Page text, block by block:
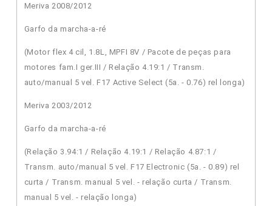
Meriva 2008/2012
Garfo da marcha-a-ré
(Motor flex 4 cil, 1.8L, MPFI 8V / Pacote de peças para
motores fam.I ger.III / Relação 4.19:1 / Transm.
auto/manual 5 vel. F17 Active Select (5a. - 0.76) rel longa)
Meriva 2003/2012
Garfo da marcha-a-ré
(Relação 3.94:1 / Relação 4.19:1 / Relação 4.87:1 /
Transm. auto/manual 5 vel. F17 Electronic (5a. - 0.89) rel
curta / Transm. manual 5 vel. - relação curta / Transm.
manual 5 vel. - relação longa)